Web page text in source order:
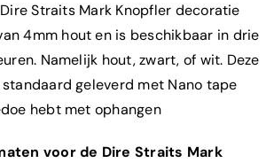
Straits Mark Knopfler decoratie
4mm hout en is beschikbaar in drie
Namelijk hout, zwart, of wit. Deze
geleverd met Nano tape
hebt met ophangen
voor de Dire Straits Mark